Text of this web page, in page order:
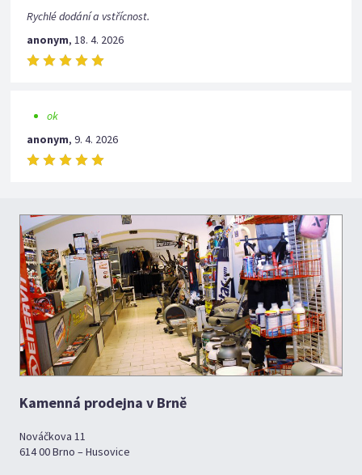
Rychlé dodání a vstřícnost.
anonym,18. 4. 2026
ok
anonym,9. 4. 2026
Kamenná prodejna v Brně
Nováčkova 11
614 00 Brno – Husovice